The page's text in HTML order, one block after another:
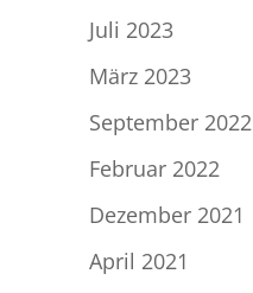
Juli 2023
März 2023
September 2022
Februar 2022
Dezember 2021
April 2021